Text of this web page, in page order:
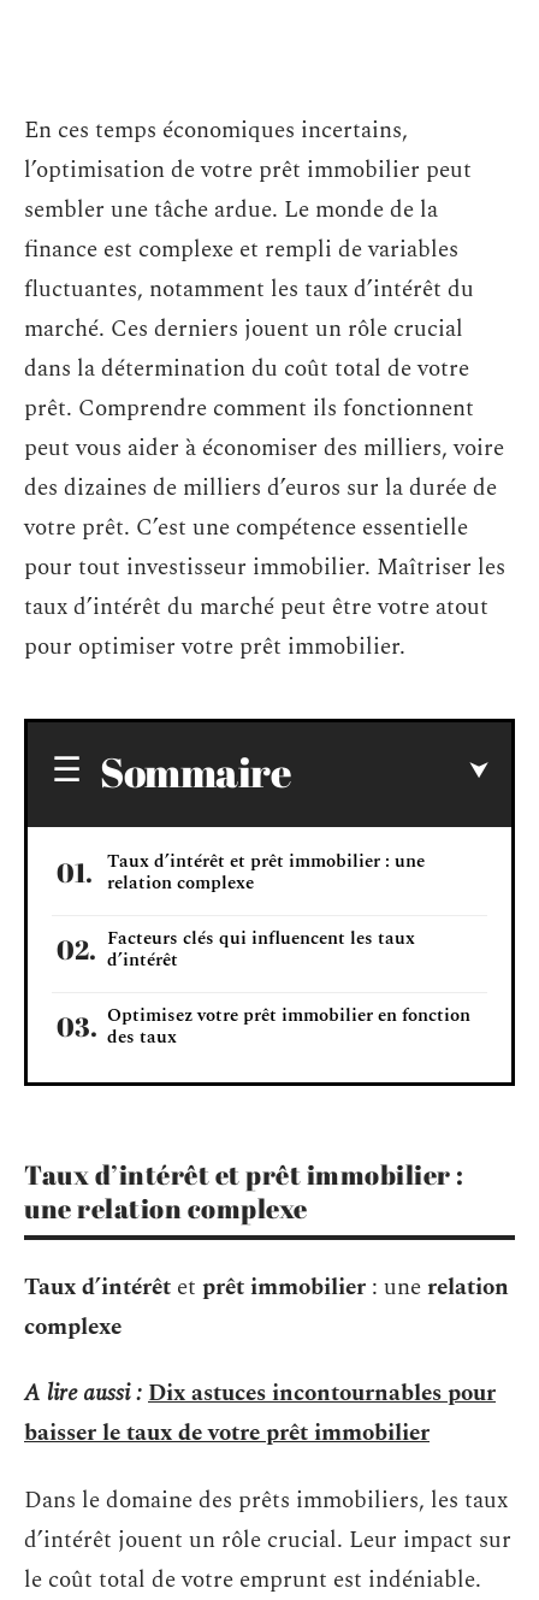
En ces temps économiques incertains,
l’optimisation de votre prêt immobilier peut
sembler une tâche ardue. Le monde de la
finance est complexe et rempli de variables
fluctuantes, notamment les taux d’intérêt du
marché. Ces derniers jouent un rôle crucial
dans la détermination du coût total de votre
prêt. Comprendre comment ils fonctionnent
peut vous aider à économiser des milliers, voire
des dizaines de milliers d’euros sur la durée de
votre prêt. C’est une compétence essentielle
pour tout investisseur immobilier. Maîtriser les
taux d’intérêt du marché peut être votre atout
pour optimiser votre prêt immobilier.
Sommaire
Taux d’intérêt et prêt immobilier : une
relation complexe
Facteurs clés qui influencent les taux
d’intérêt
Optimisez votre prêt immobilier en fonction
des taux
Taux d’intérêt et prêt immobilier :
une relation complexe
Taux d’intérêt et prêt immobilier : unerelation
complexe
A lire aussi :Dix astuces incontournables pour
baisser le taux de votre prêt immobilier
Dans le domaine des prêts immobiliers, les taux
d’intérêt jouent un rôle crucial. Leur impact sur
le coût total de votre emprunt est indéniable.